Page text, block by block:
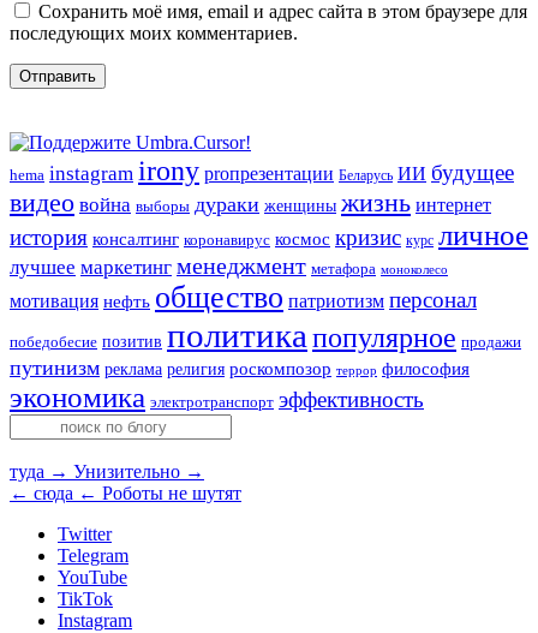
Сохранить моё имя, email и адрес сайта в этом браузере для
последующих моих комментариев.
hema instagram irony proпрезентации Беларусь ИИ будущее
видео война выборы дураки женщины жизнь интернет
история консалтинг коронавирус космос кризис курс личное
лучшее маркетинг менеджмент метафора моноколесо
мотивация нефть общество патриотизм персонал
победобесие позитив политика популярное продажи
путинизм реклама религия роскомпозор террор философия
экономика электротранспорт эффективность
туда → Унизительно →
← сюда ← Роботы не шутят
Twitter
Telegram
YouTube
TikTok
Instagram